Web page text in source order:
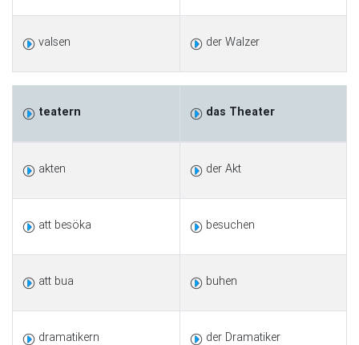
valsen der Walzer
teatern das Theater
akten der Akt
att besöka besuchen
att bua buhen
dramatikern der Dramatiker